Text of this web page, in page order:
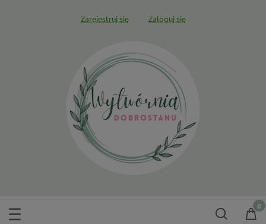
Zarejestruj się Zaloguj się